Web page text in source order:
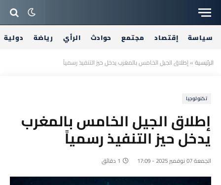
سياسة إقتصاد مجتمع حوادث الرأي رياضة دولية
الرئيسية»إطلاق الجيل الخامس بالمغرب يدخل حيز التنفيذ رسمياً
تكنولوجيا
إطلاق الجيل الخامس بالمغرب
يدخل حيز التنفيذ رسمياً
الجمعة 07 نوفمبر 2025 - 17:09 1 دقائق